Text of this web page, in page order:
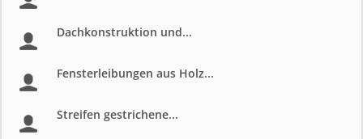
Dachkonstruktion und...
Fensterleibungen aus Holz...
Streifen gestrichene...